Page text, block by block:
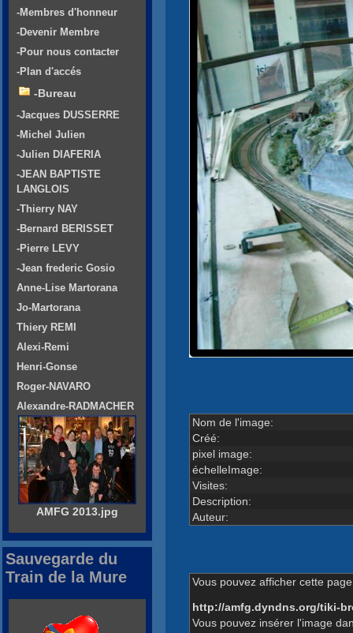
Nom de l'image:
Créé:
pixel image:
échelleImage:
Visites:
Description:
Auteur:
Vous pouvez afficher cette
http://amfg.dyndns.org/tiki-
Vous pouvez insérer l'image
-Membres d'honneur
-Devenir Membre
-Pour nous contacter
-Plan d'accés
-Bureau
-Jacques DUSSERRE
-Michel Julien
-Julien DIAFERIA
-JEAN BAPTISTE
LANGLOIS
-Thierry NAY
-Bernard BERISSET
-Pierre LEVY
-Jean frederic Gosio
Anne-Lise Martorana
Jo-Martorana
Thiery REMI
Alexi-Remi
Henri-Gonse
Roger-NAVARO
Alexandre-RADMACHER
AMFG 2013.jpg
Sauvegarde du
Train de la Mure